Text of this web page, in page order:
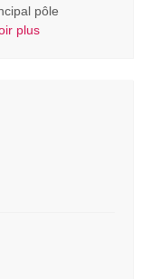
pôle
plus